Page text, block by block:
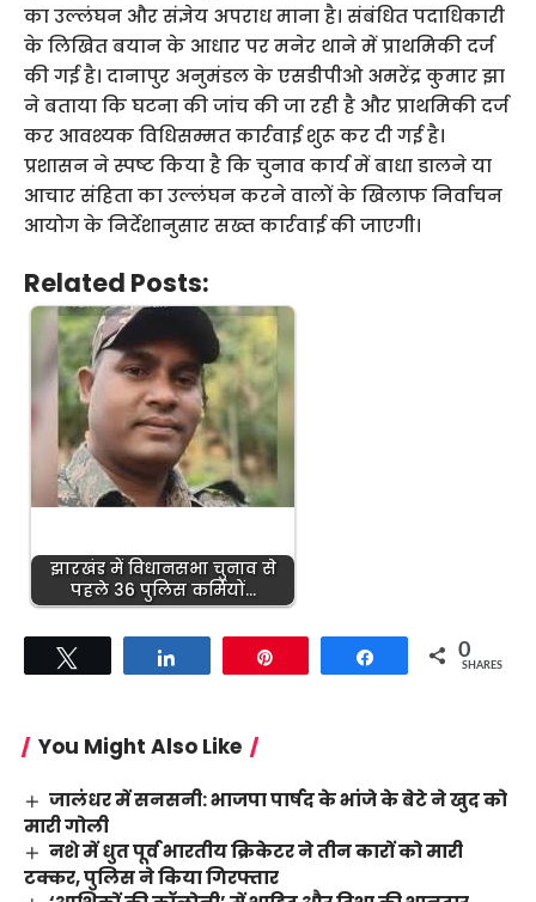
का उल्लंघन और संज्ञेय अपराध माना है। संबंधित पदाधिकारी
के लिखित बयान के आधार पर मनेर थाने में प्राथमिकी दर्ज
की गई है। दानापुर अनुमंडल के एसडीपीओ अमरेंद्र कुमार झा
ने बताया कि घटना की जांच की जा रही है और प्राथमिकी दर्ज
कर आवश्यक विधिसम्मत कार्रवाई शुरू कर दी गई है।
प्रशासन ने स्पष्ट किया है कि चुनाव कार्य में बाधा डालने या
आचार संहिता का उल्लंघन करने वालों के खिलाफ निर्वाचन
आयोग के निर्देशानुसार सख्त कार्रवाई की जाएगी।
Related Posts:
झारखंड में विधानसभा चुनाव से
पहले 36 पुलिस कर्मियों…
Share 0
SHARES
You Might Also Like
जालंधर में सनसनी: भाजपा पार्षद के भांजे के बेटे ने खुद को
मारी गोली
नशे में धुत पूर्व भारतीय क्रिकेटर ने तीन कारों को मारी
टक्कर, पुलिस ने किया गिरफ्तार